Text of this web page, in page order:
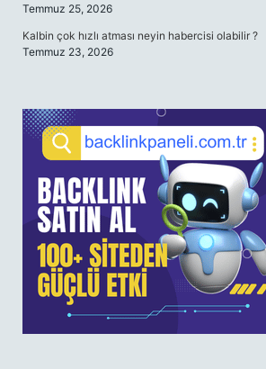
Temmuz 25, 2026
Kalbin çok hızlı atması neyin habercisi olabilir ?
Temmuz 23, 2026